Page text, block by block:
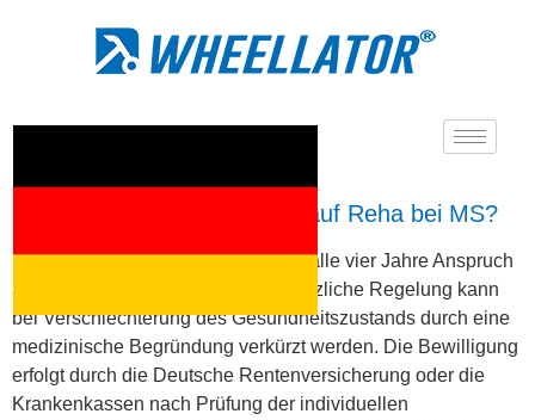
Wie oft hat man Anspruch auf Reha bei MS?
MS-Patienten haben grundsätzlich alle vier Jahre Anspruch
auf eine Rehabilitation. Diese gesetzliche Regelung kann
bei Verschlechterung des Gesundheitszustands durch eine
medizinische Begründung verkürzt werden. Die Bewilligung
erfolgt durch die Deutsche Rentenversicherung oder die
Krankenkassen nach Prüfung der individuellen